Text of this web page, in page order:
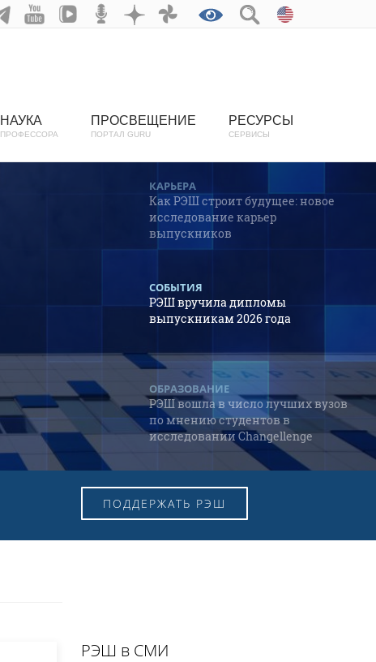
НАУКА
ПРОФЕССОРА
ПРОСВЕЩЕНИЕ
ПОРТАЛ GURU
РЕСУРСЫ
СЕРВИСЫ
КАРЬЕРА
Как РЭШ строит будущее: новое
исследование карьер
выпускников
СОБЫТИЯ
РЭШ вручила дипломы
выпускникам 2026 года
ОБРАЗОВАНИЕ
РЭШ вошла в число лучших вузов
по мнению студентов в
исследовании Changellenge
ПОДДЕРЖАТЬ РЭШ
РЭШ в СМИ